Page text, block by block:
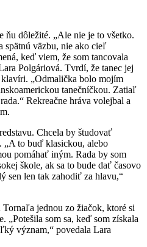
ňu dôležité. „Ale nie je to všetko.
spätnú väzbu, nie ako cieľ
keď viem, že som tancovala
Polgáriová. Tvrdí, že tanec jej
klavíri. „Odmalička bolo mojím
tanečníčkou. Zatiaľ
Rekreačne hráva volejbal a
Chcela by študovať
„A to buď klasickou, alebo
pomáhať iným. Rada by som
škole, ak sa to bude dať časovo
sen len tak zahodiť za hlavu,“
jednou zo žiačok, ktoré si
„Potešila som sa, keď som získala
význam,“ povedala Lara